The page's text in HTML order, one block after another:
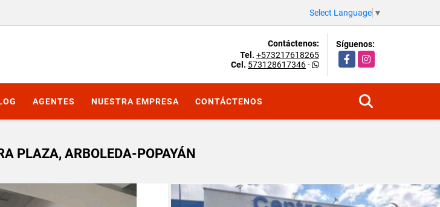
Select Language ▼
Contáctenos:
Tel. +573217618265
Cel. 573128617346-
Síguenos:
FacebookInstagram
AGENTES NUESTRA EMPRESA CONTÁCTENOS
PLAZA, ARBOLEDA-POPAYÁN